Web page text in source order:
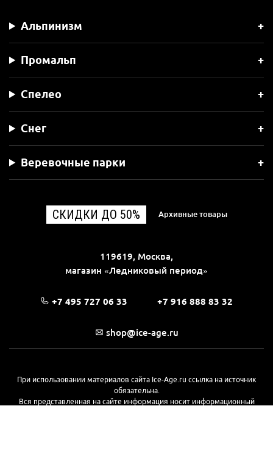
Альпинизм
Промальп
Спелео
Снег
Веревочные парки
СКИДКИ ДО 50% Архивные товары
119619, Москва,
магазин «Ледниковый период»
+7 495 727 06 33 +7 916 888 83 32
shop@ice-age.ru
При использовании материалов сайта Ice-Age.ru ссылка на источник
обязательна.
Вся представленная на сайте информация носит информационный